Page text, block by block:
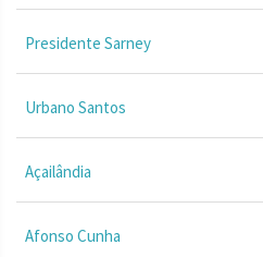
Presidente Sarney
Urbano Santos
Açailândia
Afonso Cunha